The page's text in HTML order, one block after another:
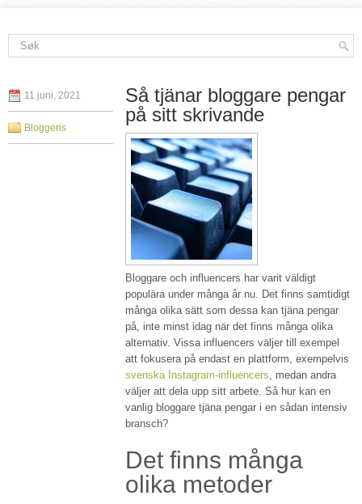
11 juni, 2021
Bloggens
Så tjänar bloggare pengar
på sitt skrivande
Bloggare och influencers har varit väldigt
populära under många år nu. Det finns samtidigt
många olika sätt som dessa kan tjäna pengar
på, inte minst idag när det finns många olika
alternativ. Vissa influencers väljer till exempel
att fokusera på endast en plattform, exempelvis
svenska Instagram-influencers, medan andra
väljer att dela upp sitt arbete. Så hur kan en
vanlig bloggare tjäna pengar i en sådan intensiv
bransch?
Det finns många
olika metoder